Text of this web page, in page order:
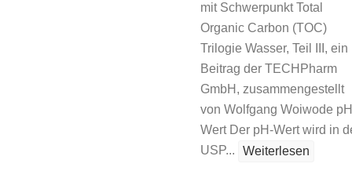
mit Schwerpunkt Total
Organic Carbon (TOC)
Trilogie Wasser, Teil III, ein
Beitrag der TECHPharm
GmbH, zusammengestellt
von Wolfgang Woiwode
Wert Der pH-Wert wird in
USP...
Weiterlesen